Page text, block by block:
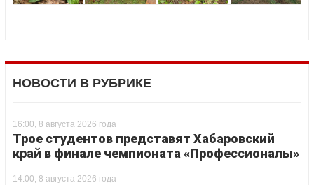
НОВОСТИ В РУБРИКЕ
16:00, 8 августа 2026 года
Трое студентов представят Хабаровский
край в финале чемпионата «Профессионалы»
14:00, 8 августа 2026 года